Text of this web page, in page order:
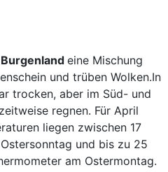
Burgenland eine Mischung
und trüben Wolken.In
trocken, aber im Süd- und
regnen. Für April
liegen zwischen 17
und bis zu 25
am Ostermontag.